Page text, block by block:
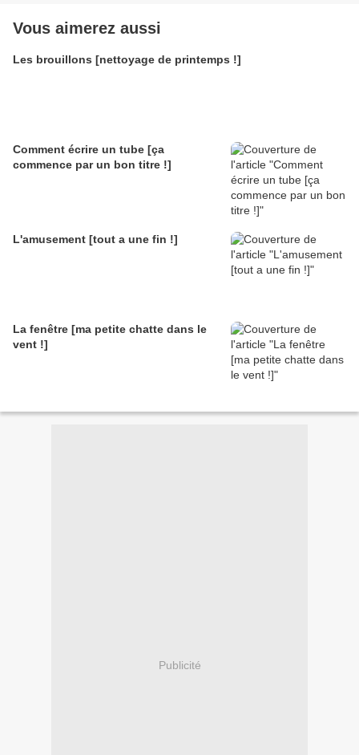
Vous aimerez aussi
Les brouillons [nettoyage de printemps !]
Comment écrire un tube [ça
commence par un bon titre !]
L'amusement [tout a une fin !]
La fenêtre [ma petite chatte dans le
vent !]
Publicité